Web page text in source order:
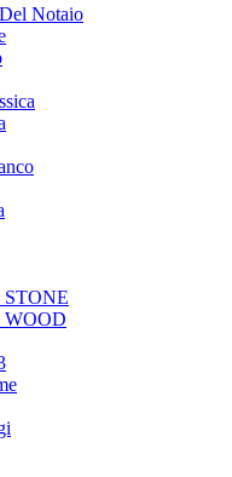
Notaio
STONE
WOOD